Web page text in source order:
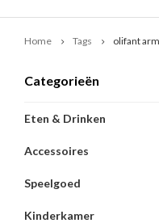
Home Tags olifant
Categorieën
Eten & Drinken
Accessoires
Speelgoed
Kinderkamer